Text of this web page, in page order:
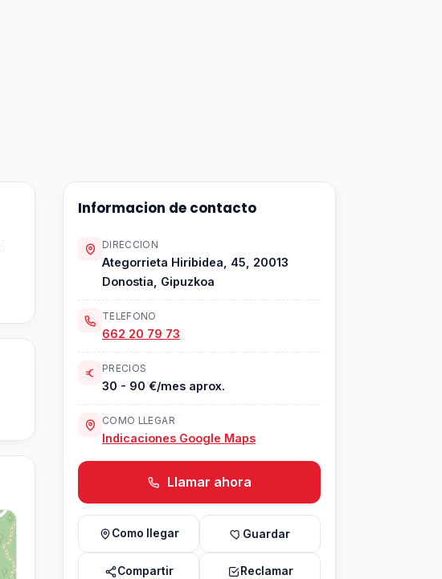
Informacion de contacto
DIRECCION
Ategorrieta Hiribidea, 45, 20013
Donostia, Gipuzkoa
TELEFONO
662 20 79 73
PRECIOS
30 - 90 €/mes aprox.
COMO LLEGAR
Indicaciones Google Maps
Llamar ahora
Como llegar Guardar
Compartir Reclamar